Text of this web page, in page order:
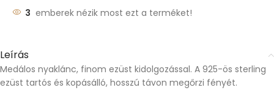
3 emberek nézik most ezt a terméket!
Leírás
Medálos nyaklánc, finom ezüst kidolgozással. A 925-ös sterling
ezüst tartós és kopásálló, hosszú távon megőrzi fényét.